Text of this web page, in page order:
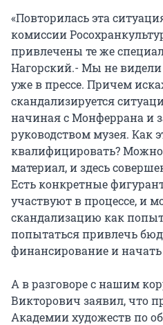
«Повторилась эта
комиссии
привлечены те же
Нагорский.- Мы не
уже в прессе. Причем
скандализируется
начиная с Монферрана и
руководством музея. Как
квалифицировать?
материал, и здесь
Есть конкретные
участвуют в процессе, и
скандализацию как
попытаться привлечь
финансирование и начать
А в разговоре с нашим
Викторович заявил, что
Академии художеств по